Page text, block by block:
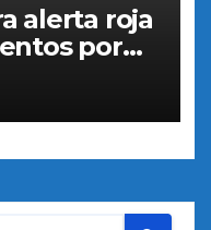
alerta roja
por
volcán